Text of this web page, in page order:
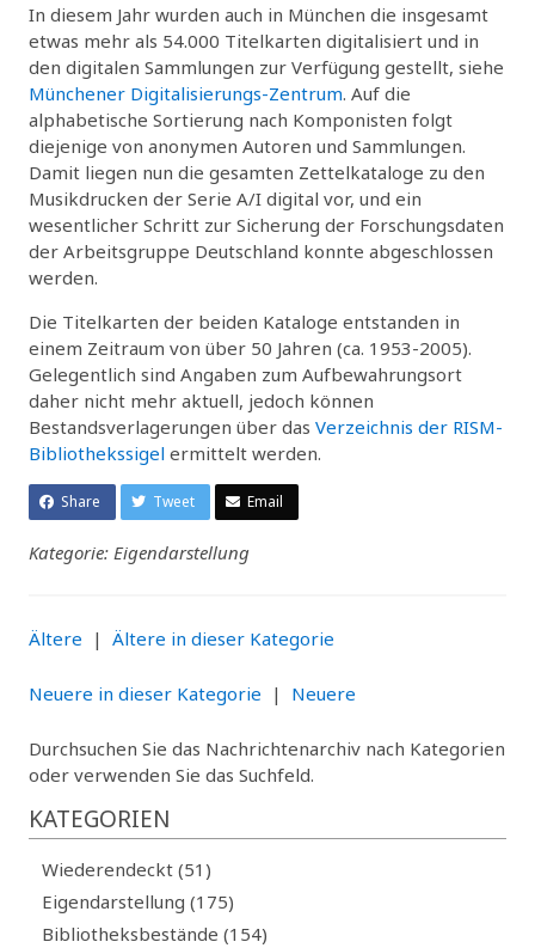
In diesem Jahr wurden auch in München die insgesamt
etwas mehr als 54.000 Titelkarten digitalisiert und in
den digitalen Sammlungen zur Verfügung gestellt, siehe
Münchener Digitalisierungs-Zentrum. Auf die
alphabetische Sortierung nach Komponisten folgt
diejenige von anonymen Autoren und Sammlungen.
Damit liegen nun die gesamten Zettelkataloge zu den
Musikdrucken der Serie A/I digital vor, und ein
wesentlicher Schritt zur Sicherung der Forschungsdaten
der Arbeitsgruppe Deutschland konnte abgeschlossen
werden.
Die Titelkarten der beiden Kataloge entstanden in
einem Zeitraum von über 50 Jahren (ca. 1953-2005).
Gelegentlich sind Angaben zum Aufbewahrungsort
daher nicht mehr aktuell, jedoch können
Bestandsverlagerungen über das Verzeichnis der RISM-
Bibliothekssigel ermittelt werden.
Share Tweet Email
Kategorie: Eigendarstellung
Ältere | Ältere in dieser Kategorie
Neuere in dieser Kategorie | Neuere
Durchsuchen Sie das Nachrichtenarchiv nach Kategorien
oder verwenden Sie das Suchfeld.
KATEGORIEN
Wiederendeckt (51)
Eigendarstellung (175)
Bibliotheksbestände (154)